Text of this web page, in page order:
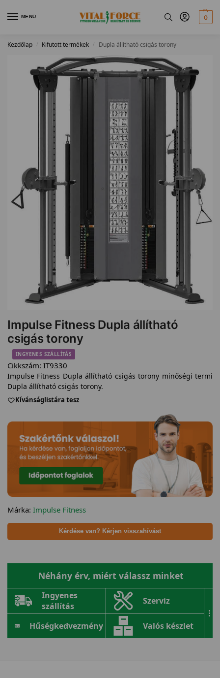
MENÜ 0
Kezdőlap / Kifutott termékek / Dupla állítható csigás torony
Impulse Fitness Dupla állítható
csigás torony
INGYENES SZÁLLÍTÁS
Cikkszám: IT9330
Impulse Fitness Dupla állítható csigás torony minőségi termi
Dupla állítható csigás torony.
Kívánságlistára tesz
Márka: Impulse Fitness
Kérdése van? Kérjen visszahívást
Néhány érv, miért válassz minket
Ingyenes
szállítás
Szerviz
Hűségkedvezmény Valós készlet
...